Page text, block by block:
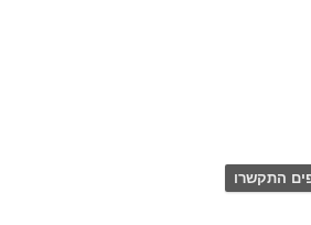
התקשרו